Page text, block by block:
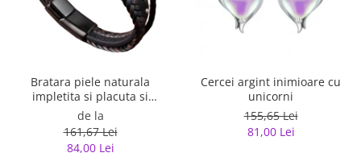
Bratara piele naturala
impletita si placuta si
inchizatoare din inox
de la
161,67 Lei
84,00 Lei
Cercei argint inimioare cu
unicorni
155,65 Lei
81,00 Lei